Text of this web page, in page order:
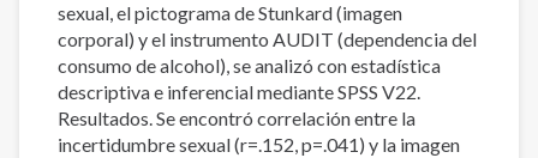
sexual, el pictograma de Stunkard (imagen
corporal) y el instrumento AUDIT (dependencia del
consumo de alcohol), se analizó con estadística
descriptiva e inferencial mediante SPSS V22.
Resultados. Se encontró correlación entre la
incertidumbre sexual (r=.152, p=.041) y la imagen